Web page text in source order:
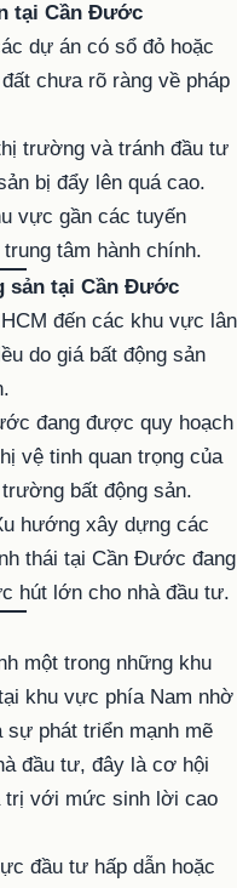
tại Cần Đước
dự án có sổ đỏ hoặc
chưa rõ ràng về pháp
trường và tránh đầu tư
bị đẩy lên quá cao.
vực gần các tuyến
tâm hành chính.
sản tại Cần Đước
đến các khu vực lân
do giá bất động sản
đang được quy hoạch
vệ tinh quan trọng của
bất động sản.
hướng xây dựng các
thái tại Cần Đước đang
hút lớn cho nhà đầu tư.
một trong những khu
khu vực phía Nam nhờ
phát triển mạnh mẽ
đầu tư, đây là cơ hội
trị với mức sinh lời cao
đầu tư hấp dẫn hoặc